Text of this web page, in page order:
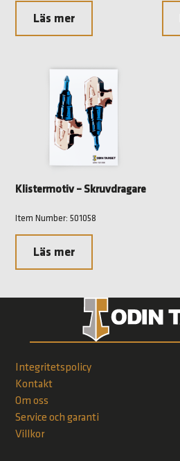
Läs mer
Klistermotiv – Skruvdragare
Item Number: 501058
Läs mer
Integritetspolicy
Kontakt
Om oss
Service och garanti
Villkor